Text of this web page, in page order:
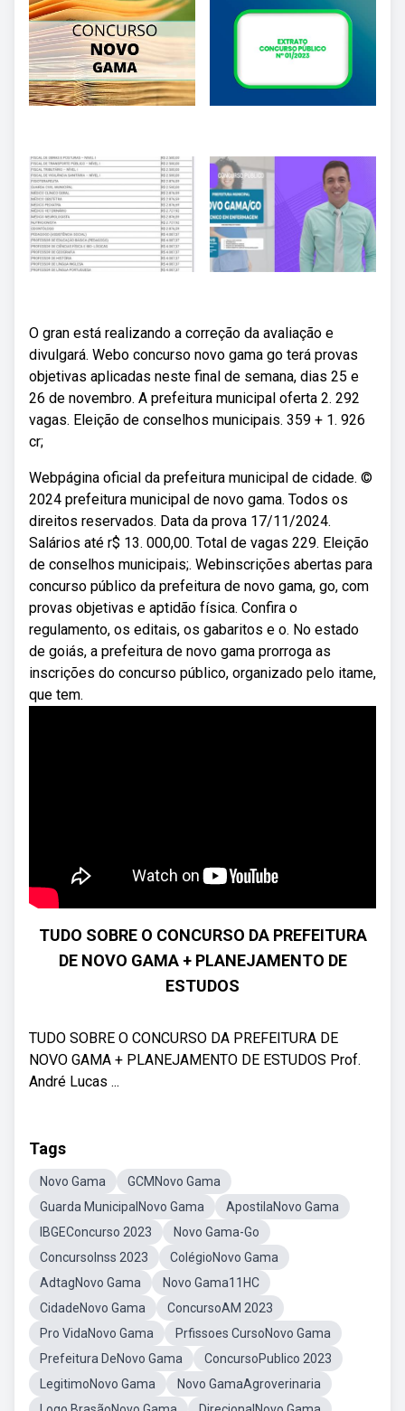
O gran está realizando a correção da avaliação e
divulgará. Webo concurso novo gama go terá provas
objetivas aplicadas neste final de semana, dias 25 e
26 de novembro. A prefeitura municipal oferta 2. 292
vagas. Eleição de conselhos municipais. 359 + 1. 926
cr;
Webpágina oficial da prefeitura municipal de cidade. ©
2024 prefeitura municipal de novo gama. Todos os
direitos reservados. Data da prova 17/11/2024.
Salários até r$ 13. 000,00. Total de vagas 229. Eleição
de conselhos municipais;. Webinscrições abertas para
concurso público da prefeitura de novo gama, go, com
provas objetivas e aptidão física. Confira o
regulamento, os editais, os gabaritos e o. No estado
de goiás, a prefeitura de novo gama prorroga as
inscrições do concurso público, organizado pelo itame,
que tem.
TUDO SOBRE O CONCURSO DA PREFEITURA
DE NOVO GAMA + PLANEJAMENTO DE
ESTUDOS
TUDO SOBRE O CONCURSO DA PREFEITURA DE
NOVO GAMA + PLANEJAMENTO DE ESTUDOS Prof.
André Lucas ...
Tags
Novo Gama
GCMNovo Gama
Guarda MunicipalNovo Gama
ApostilaNovo Gama
IBGEConcurso 2023
Novo Gama-Go
ConcursoInss 2023
ColégioNovo Gama
AdtagNovo Gama
Novo Gama11HC
CidadeNovo Gama
ConcursoAM 2023
Pro VidaNovo Gama
Prfissoes CursoNovo Gama
Prefeitura DeNovo Gama
ConcursoPublico 2023
LegitimoNovo Gama
Novo GamaAgroverinaria